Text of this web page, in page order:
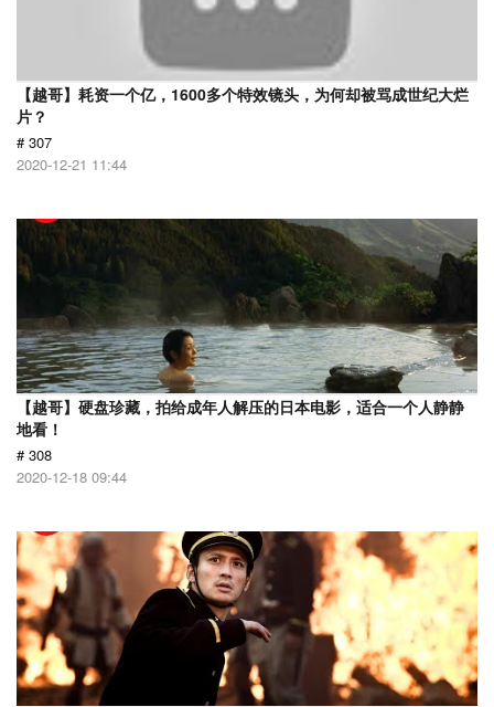
【越哥】耗资一个亿，1600多个特效镜头，为何却被骂成世纪大烂
片？
# 307
2020-12-21 11:44
【越哥】硬盘珍藏，拍给成年人解压的日本电影，适合一个人静静
地看！
# 308
2020-12-18 09:44